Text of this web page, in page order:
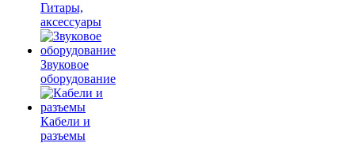
Гитары,
аксессуары
Звуковое
оборудование
Кабели и
разъемы